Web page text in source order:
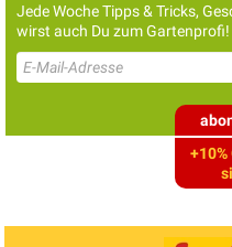
Jede Woche Tipps & Tricks,
wirst auch Du zum